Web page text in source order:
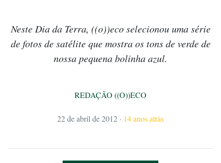
Neste Dia da Terra, ((o))eco selecionou uma série
de fotos de satélite que mostra os tons de verde de
nossa pequena bolinha azul.
REDAÇÃO ((O))ECO
22 de abril de 2012 · 14 anos atrás